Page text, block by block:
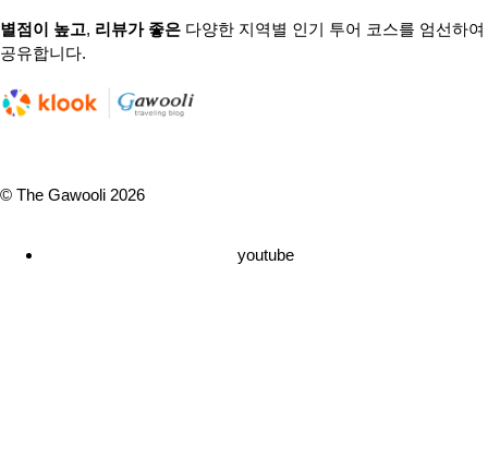
별점이 높고, 리뷰가 좋은 다양한 지역별 인기 투어 코스를 엄선하여
공유합니다.
© The Gawooli 2026
youtube